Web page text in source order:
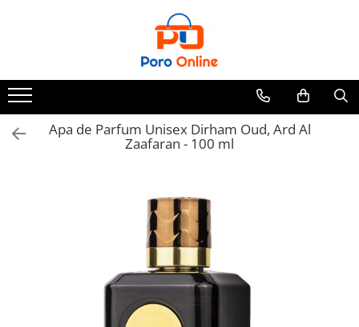
Al Absar
Parfum
Clone
Apa de Parfum Unisex Dirham Oud, Ard Al
Zaafaran - 100 ml